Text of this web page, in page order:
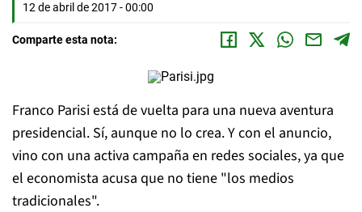
12 de abril de 2017 - 00:00
Comparte esta nota:
Franco Parisi está de vuelta para una nueva aventura
presidencial. Sí, aunque no lo crea. Y con el anuncio,
vino con una activa campaña en redes sociales, ya que
el economista acusa que no tiene "los medios
tradicionales".